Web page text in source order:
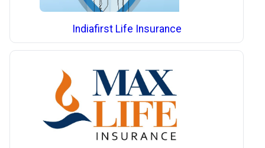
Indiafirst Life Insurance